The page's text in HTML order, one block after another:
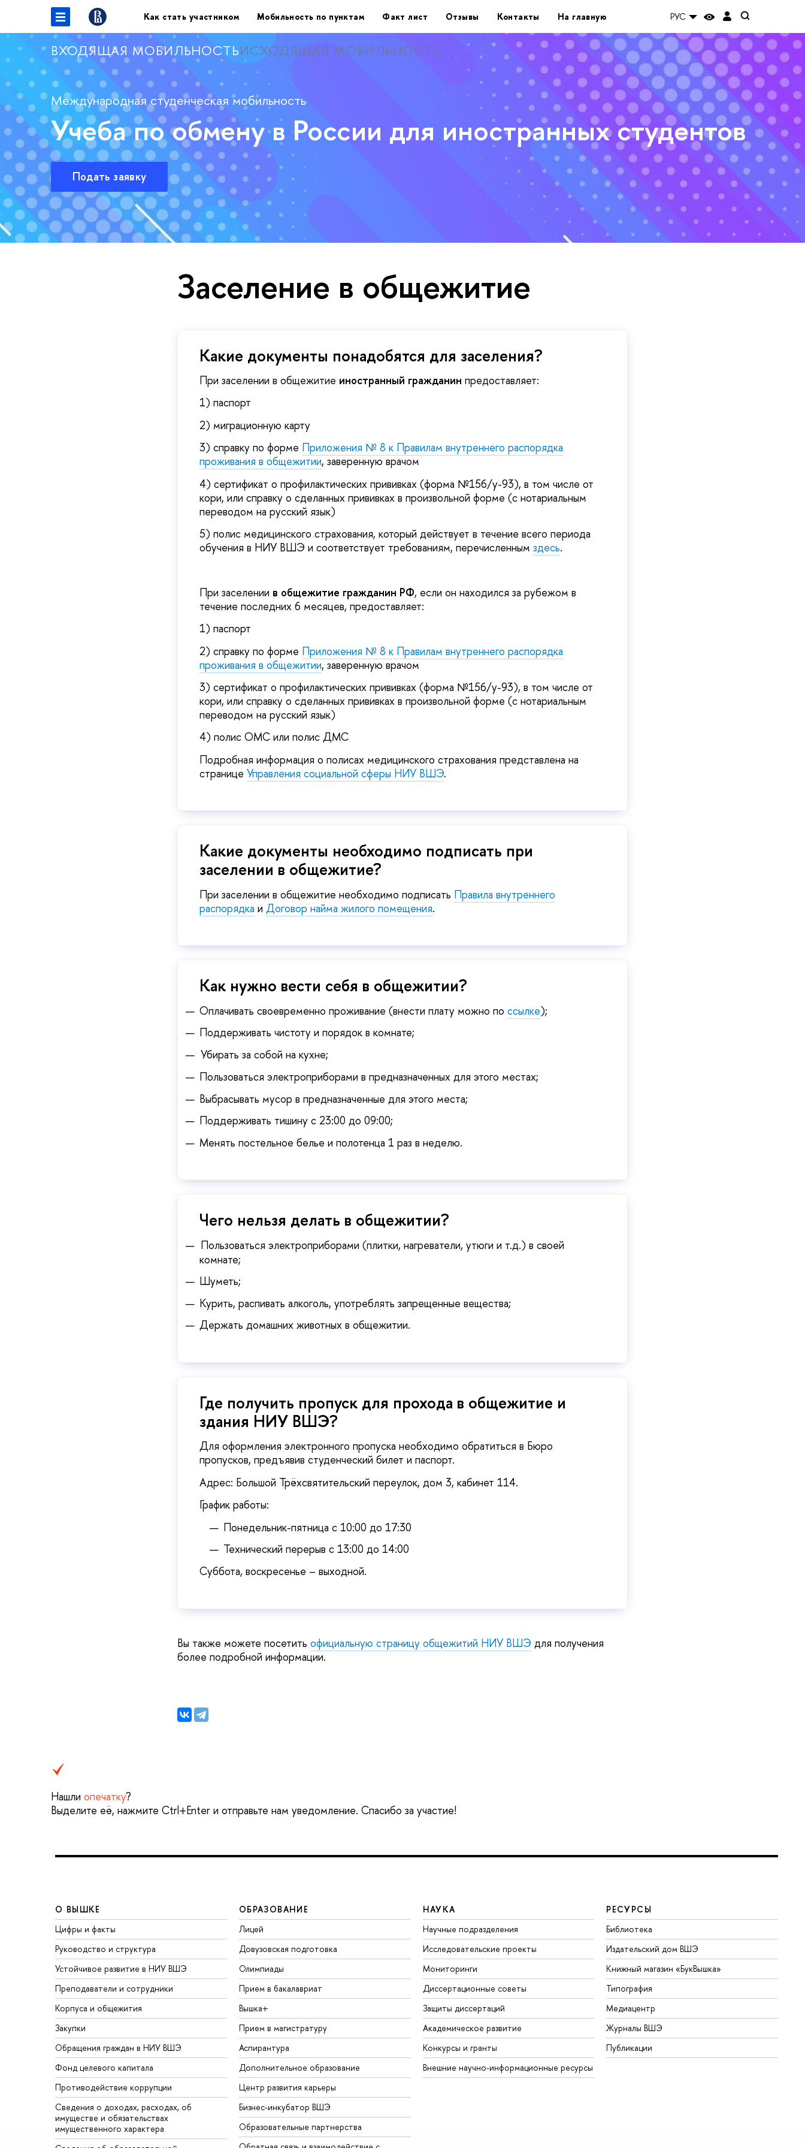
Как стать участником Мобильность по пунктам Факт лист Отзывы Контакты На главную РУС
ВХОДЯЩАЯ МОБИЛЬНОСТЬИСХОДЯЩАЯ МОБИЛЬНОСТЬ
Международная студенческая мобильность
Учеба по обмену в России для иностранных студентов
Подать заявку
Заселение в общежитие
Какие документы понадобятся для заселения?
При заселении в общежитие иностранный гражданин предоставляет:
1) паспорт
2) миграционную карту
3) справку по форме Приложения № 8 к Правилам внутреннего распорядка
проживания в общежитии, заверенную врачом
4) сертификат о профилактических прививках (форма №156/у-93), в том числе от
кори, или справку о сделанных прививках в произвольной форме (с нотариальным
переводом на русский язык)
5) полис медицинского страхования, который действует в течение всего периода
обучения в НИУ ВШЭ и соответствует требованиям, перечисленным здесь.
При заселении в общежитие гражданин РФ, если он находился за рубежом в
течение последних 6 месяцев, предоставляет:
1) паспорт
2) справку по форме Приложения № 8 к Правилам внутреннего распорядка
проживания в общежитии, заверенную врачом
3) сертификат о профилактических прививках (форма №156/у-93), в том числе от
кори, или справку о сделанных прививках в произвольной форме (с нотариальным
переводом на русский язык)
4) полис ОМС или полис ДМС
Подробная информация о полисах медицинского страхования представлена на
странице Управления социальной сферы НИУ ВШЭ.
Какие документы необходимо подписать при
заселении в общежитие?
При заселении в общежитие необходимо подписать Правила внутреннего
распорядка и Договор найма жилого помещения.
Как нужно вести себя в общежитии?
Оплачивать своевременно проживание (внести плату можно по ссылке);
Поддерживать чистоту и порядок в комнате;
Убирать за собой на кухне;
Пользоваться электроприборами в предназначенных для этого местах;
Выбрасывать мусор в предназначенные для этого места;
Поддерживать тишину с 23:00 до 09:00;
Менять постельное белье и полотенца 1 раз в неделю.
​​​​​​​Чего нельзя делать в общежитии?
Пользоваться электроприборами (плитки, нагреватели, утюги и т.д.) в своей
комнате;
Шуметь;
Курить, распивать алкоголь, употреблять запрещенные вещества;
Держать домашних животных в общежитии.
​​​​​​​Где получить пропуск для прохода в общежитие и
здания НИУ ВШЭ?
Для оформления электронного пропуска необходимо обратиться в Бюро
пропусков, предъявив студенческий билет и паспорт.
Адрес: Большой Трёхсвятительский переулок, дом 3, кабинет 114.
График работы:
Понедельник-пятница с 10:00 до 17:30
Технический перерыв с 13:00 до 14:00
Суббота, воскресенье – выходной.
Вы также можете посетить официальную страницу общежитий НИУ ВШЭ для получения
более подробной информации.
Нашли опечатку?
Выделите её, нажмите Ctrl+Enter и отправьте нам уведомление. Спасибо за участие!
О ВЫШКЕ
Цифры и факты
Руководство и структура
Устойчивое развитие в НИУ ВШЭ
Преподаватели и сотрудники
Корпуса и общежития
Закупки
Обращения граждан в НИУ ВШЭ
Фонд целевого капитала
Противодействие коррупции
Сведения о доходах, расходах, об
имуществе и обязательствах
имущественного характера
ОБРАЗОВАНИЕ
Лицей
Довузовская подготовка
Олимпиады
Прием в бакалавриат
Вышка+
Прием в магистратуру
Аспирантура
Дополнительное образование
Центр развития карьеры
Бизнес-инкубатор ВШЭ
Образовательные партнерства
НАУКА
Научные подразделения
Исследовательские проекты
Мониторинги
Диссертационные советы
Защиты диссертаций
Академическое развитие
Конкурсы и гранты
Внешние научно-информационные ресурсы
РЕСУРСЫ
Библиотека
Издательский дом ВШЭ
Книжный магазин «БукВышка»
Типография
Медиацентр
Журналы ВШЭ
Публикации